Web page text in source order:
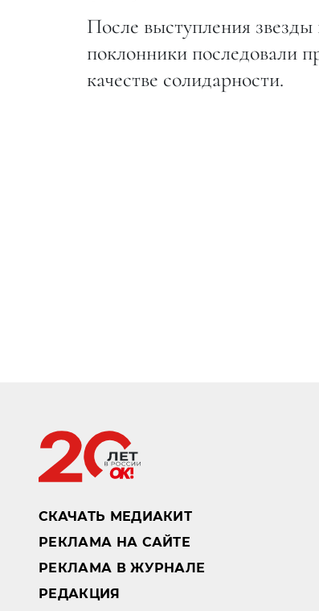
После выступления
поклонники последовали
качестве солидарности.
СКАЧАТЬ МЕДИАКИТ
РЕКЛАМА НА САЙТЕ
РЕКЛАМА В ЖУРНАЛЕ
РЕДАКЦИЯ